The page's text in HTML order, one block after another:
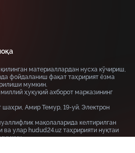
материаллардан нусха кўчириш,
фойдаланиш фақат таҳририят ёзма
мумкин.
ҳуқуқий ахборот марказининг
шаҳри, Амир Темур, 19-уй. Электрон
мақолаларида келтирилган
улар hudud24.uz таҳририяти нуқтаи